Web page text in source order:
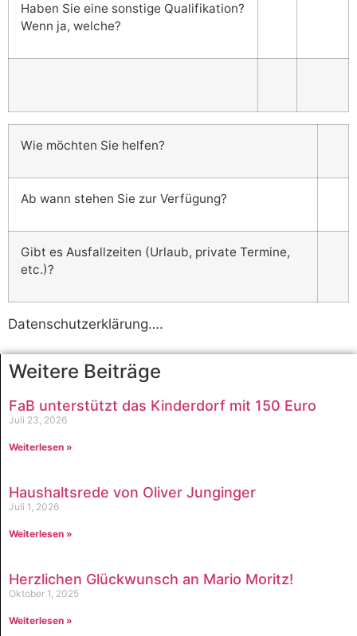
Haben Sie eine sonstige Qualifikation?
Wenn ja, welche?
Wie möchten Sie helfen?
Ab wann stehen Sie zur Verfügung?
Gibt es Ausfallzeiten (Urlaub, private Termine,
etc.)?
Datenschutzerklärung….
Weitere Beiträge
FaB unterstützt das Kinderdorf mit 150 Euro
Juli 23, 2026
Weiterlesen »
Haushaltsrede von Oliver Junginger
Juli 1, 2026
Weiterlesen »
Herzlichen Glückwunsch an Mario Moritz!
Oktober 1, 2025
Weiterlesen »